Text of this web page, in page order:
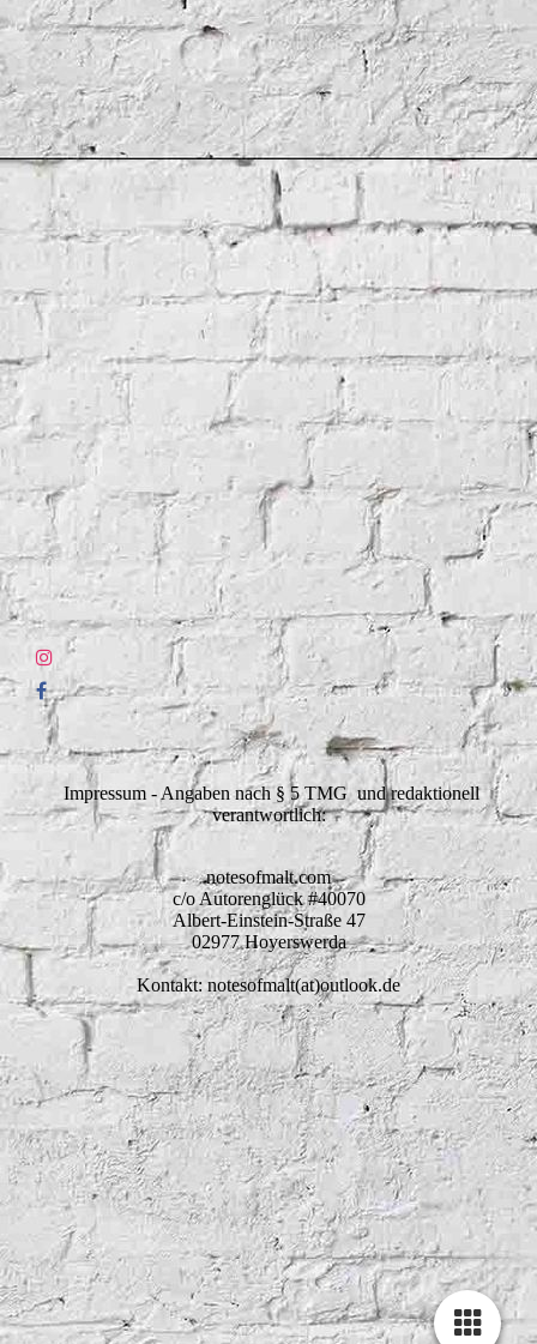
Impressum - Angaben nach § 5 TMG und redaktionell
verantwortlich:
notesofmalt.com
c/o Autorenglück #40070
Albert-Einstein-Straße 47
02977 Hoyerswerda
Kontakt: notesofmalt(at)outlook.de